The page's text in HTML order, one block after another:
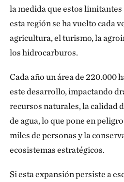
la medida que estos
esta región se ha vuelto cada
agri­cultura, el turismo, la
los hidrocarburos.
Cada año un área de 220.000
este de­sarrollo, impactando
recursos naturales, la calidad
de agua, lo que pone en
miles de personas y la
ecosistemas estratégicos.
Si esta expansión persiste a